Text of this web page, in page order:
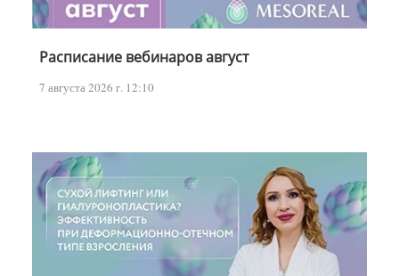
Расписание вебинаров август
7 августа 2026 г. 12:10